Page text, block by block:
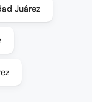
Juárez